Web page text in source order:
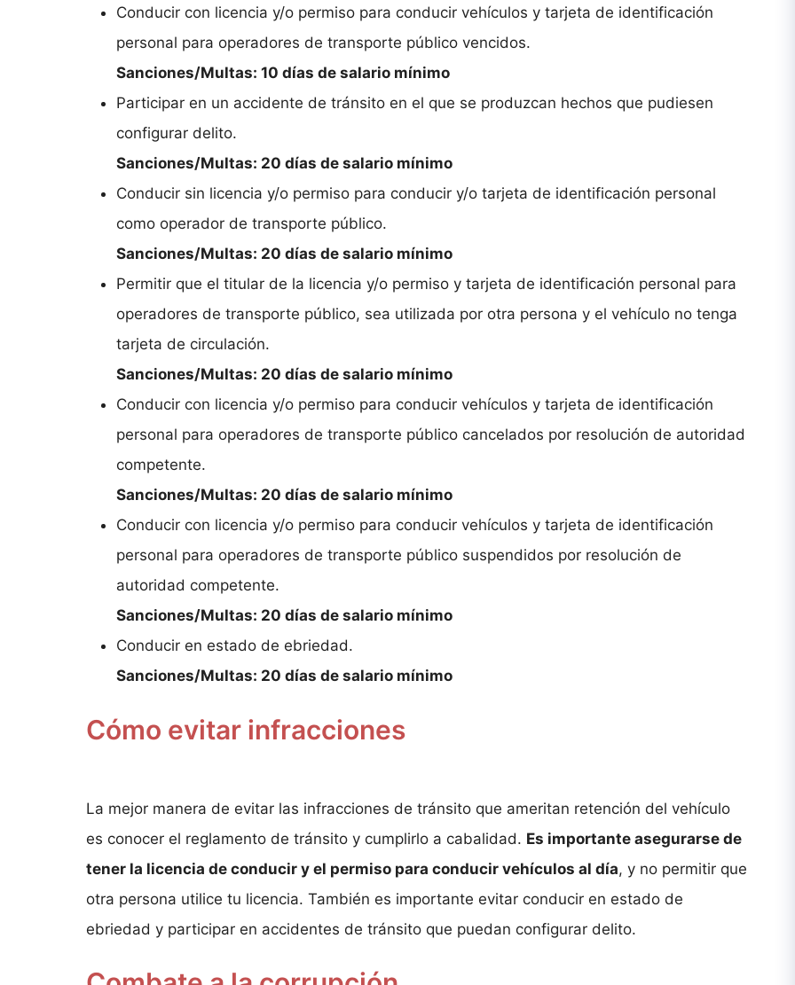
Conducir con licencia y/o permiso para conducir vehículos y tarjeta de identificación
personal para operadores de transporte público vencidos.
Sanciones/Multas: 10 días de salario mínimo
Participar en un accidente de tránsito en el que se produzcan hechos que pudiesen
configurar delito.
Sanciones/Multas: 20 días de salario mínimo
Conducir sin licencia y/o permiso para conducir y/o tarjeta de identificación personal
como operador de transporte público.
Sanciones/Multas: 20 días de salario mínimo
Permitir que el titular de la licencia y/o permiso y tarjeta de identificación personal para
operadores de transporte público, sea utilizada por otra persona y el vehículo no tenga
tarjeta de circulación.
Sanciones/Multas: 20 días de salario mínimo
Conducir con licencia y/o permiso para conducir vehículos y tarjeta de identificación
personal para operadores de transporte público cancelados por resolución de autoridad
competente.
Sanciones/Multas: 20 días de salario mínimo
Conducir con licencia y/o permiso para conducir vehículos y tarjeta de identificación
personal para operadores de transporte público suspendidos por resolución de
autoridad competente.
Sanciones/Multas: 20 días de salario mínimo
Conducir en estado de ebriedad.
Sanciones/Multas: 20 días de salario mínimo
Cómo evitar infracciones
La mejor manera de evitar las infracciones de tránsito que ameritan retención del vehículo
es conocer el reglamento de tránsito y cumplirlo a cabalidad. Es importante asegurarse de
tener la licencia de conducir y el permiso para conducir vehículos al día, y no permitir que
otra persona utilice tu licencia. También es importante evitar conducir en estado de
ebriedad y participar en accidentes de tránsito que puedan configurar delito.